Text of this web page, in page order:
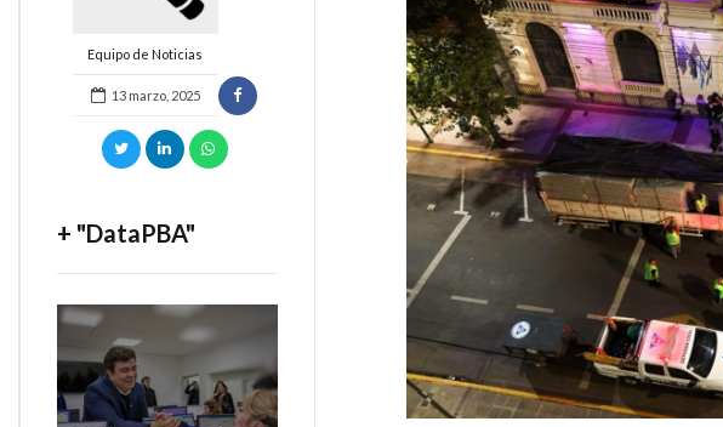
Equipo de Noticias
13 marzo, 2025
+ "DataPBA"